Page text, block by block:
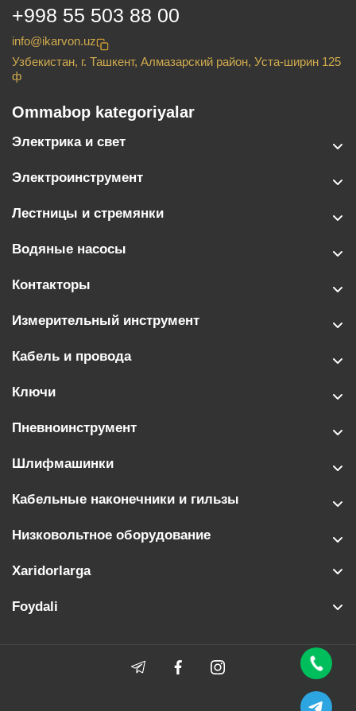
+998 55 503 88 00
info@ikarvon.uz
Узбекистан, г. Ташкент, Алмазарский район, Уста-ширин 125
ф
Ommabop kategoriyalar
Электрика и свет
Электроинструмент
Лестницы и стремянки
Водяные насосы
Контакторы
Измерительный инструмент
Кабель и провода
Ключи
Пневноинструмент
Шлифмашинки
Кабельные наконечники и гильзы
Низковольтное оборудование
Xaridorlarga
Foydali